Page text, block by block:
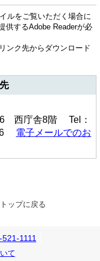
ルをご覧いただく場合に
供するAdobe Readerが必
ンク先からダウンロード
西庁舎8階 Tel：
電子メールでのお
トップに戻る
1111
て